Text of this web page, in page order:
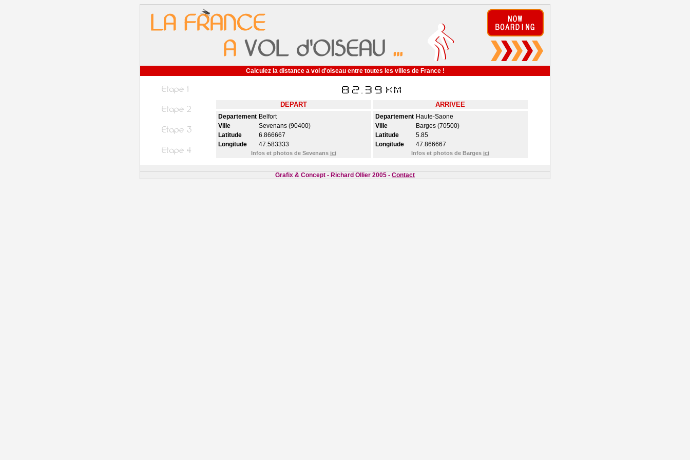
Calculez la distance a vol d'oiseau entre toutes les villes de France !
DEPART ARRIVEE
Departement Belfort
Ville
Sevenans (90400)
Latitude
6.866667
Longitude
47.583333
Infos et photos de Sevenans ici
Departement Haute-Saone
Ville
Barges (70500)
Latitude
5.85
Longitude
47.866667
Infos et photos de Barges ici
Grafix & Concept - Richard Ollier 2005 - Contact